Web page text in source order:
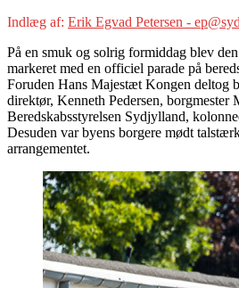
Indlæg af: Erik Egvad Petersen -
På en smuk og solrig formiddag blev
markeret med en officiel parade på
Foruden Hans Majestæt Kongen deltog
direktør, Kenneth Pedersen, borgmester
Beredskabsstyrelsen Sydjylland,
Desuden var byens borgere mødt
arrangementet.